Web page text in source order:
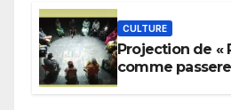
CULTURE
Projection de «
comme